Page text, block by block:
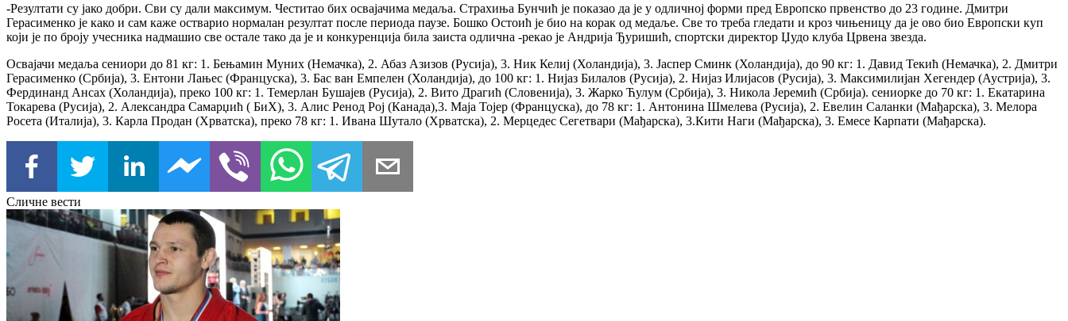
-Резултати су јако добри. Сви су дали максимум. Честитао бих освајачима медаља. Страхиња Бунчић је показао да је у одличној форми пред Европско првенство до 23 године. Дмитри
Герасименко је како и сам каже остварио нормалан резултат после периода паузе. Бошко Остоић је био на корак од медаље. Све то треба гледати и кроз чињеницу да је ово био Европски куп
који је по броју учесника надмашио све остале тако да је и конкуренција била заиста одлична -рекао је Андрија Ђуришић, спортски директор Џудо клуба Црвена звезда.
Освајачи медаља сениори до 81 кг: 1. Бењамин Муних (Немачка), 2. Абаз Азизов (Русија), 3. Ник Келиј (Холандија), 3. Јаспер Сминк (Холандија), до 90 кг: 1. Давид Текић (Немачка), 2. Дмитри
Герасименко (Србија), 3. Ентони Лањес (Француска), 3. Бас ван Емпелен (Холандија), до 100 кг: 1. Нијаз Билалов (Русија), 2. Нијаз Илијасов (Русија), 3. Максимилијан Хегендер (Аустрија), 3.
Фердинанд Ансах (Холандија), преко 100 кг: 1. Темерлан Бушајев (Русија), 2. Вито Драгић (Словенија), 3. Жарко Ћулум (Србија), 3. Никола Јеремић (Србија). сениорке до 70 кг: 1. Екатарина
Токарева (Русија), 2. Александра Самарџић ( БиХ), 3. Алис Ренод Рој (Канада),3. Маја Тојер (Француска), до 78 кг: 1. Антонина Шмелева (Русија), 2. Евелин Саланки (Мађарска), 3. Мелора
Росета (Италија), 3. Карла Продан (Хрватска), преко 78 кг: 1. Ивана Шутало (Хрватска), 2. Мерцедес Сегетвари (Мађарска), 3.Кити Наги (Мађарска), 3. Емесе Карпати (Мађарска).
Сличне вести